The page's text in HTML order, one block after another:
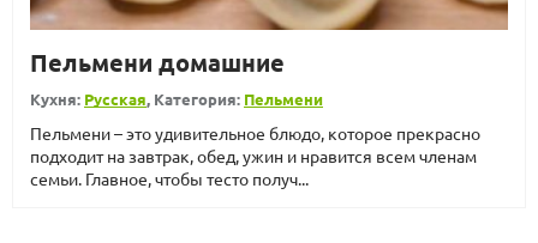
Пельмени домашние
Кухня: Русская, Категория: Пельмени
Пельмени – это удивительное блюдо, которое прекрасно
подходит на завтрак, обед, ужин и нравится всем членам
семьи. Главное, чтобы тесто получ...